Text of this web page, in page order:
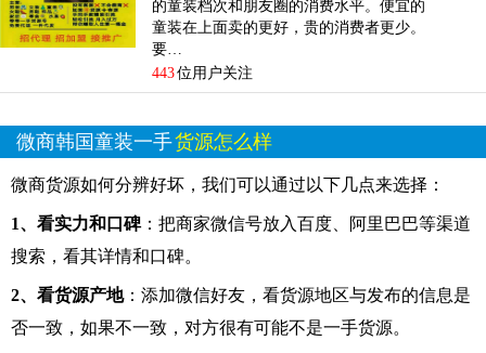
的童装档次和朋友圈的消费水平。便宜的
童装在上面卖的更好，贵的消费者更少。
要…
443位用户关注
微商韩国童装一手货源怎么样
微商货源如何分辨好坏，我们可以通过以下几点来选择：
1、看实力和口碑：把商家微信号放入百度、阿里巴巴等渠道
搜索，看其详情和口碑。
2、看货源产地：添加微信好友，看货源地区与发布的信息是
否一致，如果不一致，对方很有可能不是一手货源。